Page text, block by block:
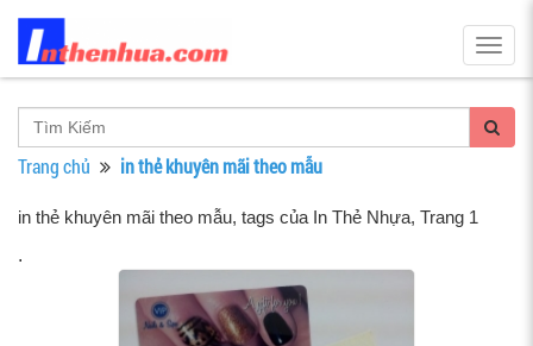
Trang chủ in thẻ khuyên mãi theo mẫu
in thẻ khuyên mãi theo mẫu, tags của In Thẻ Nhựa, Trang 1
.